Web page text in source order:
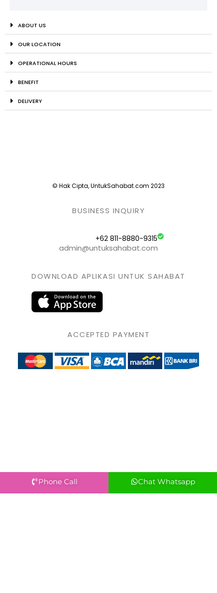
ABOUT US
OUR LOCATION
OPERATIONAL HOURS
BENEFIT
DELIVERY
© Hak Cipta, UntukSahabat.com 2023
BUSINESS INQUIRY
+62 811-8880-9315
admin@untuksahabat.com
DOWNLOAD APLIKASI UNTUK SAHABAT
ACCEPTED PAYMENT
Phone Call Chat Whatsapp